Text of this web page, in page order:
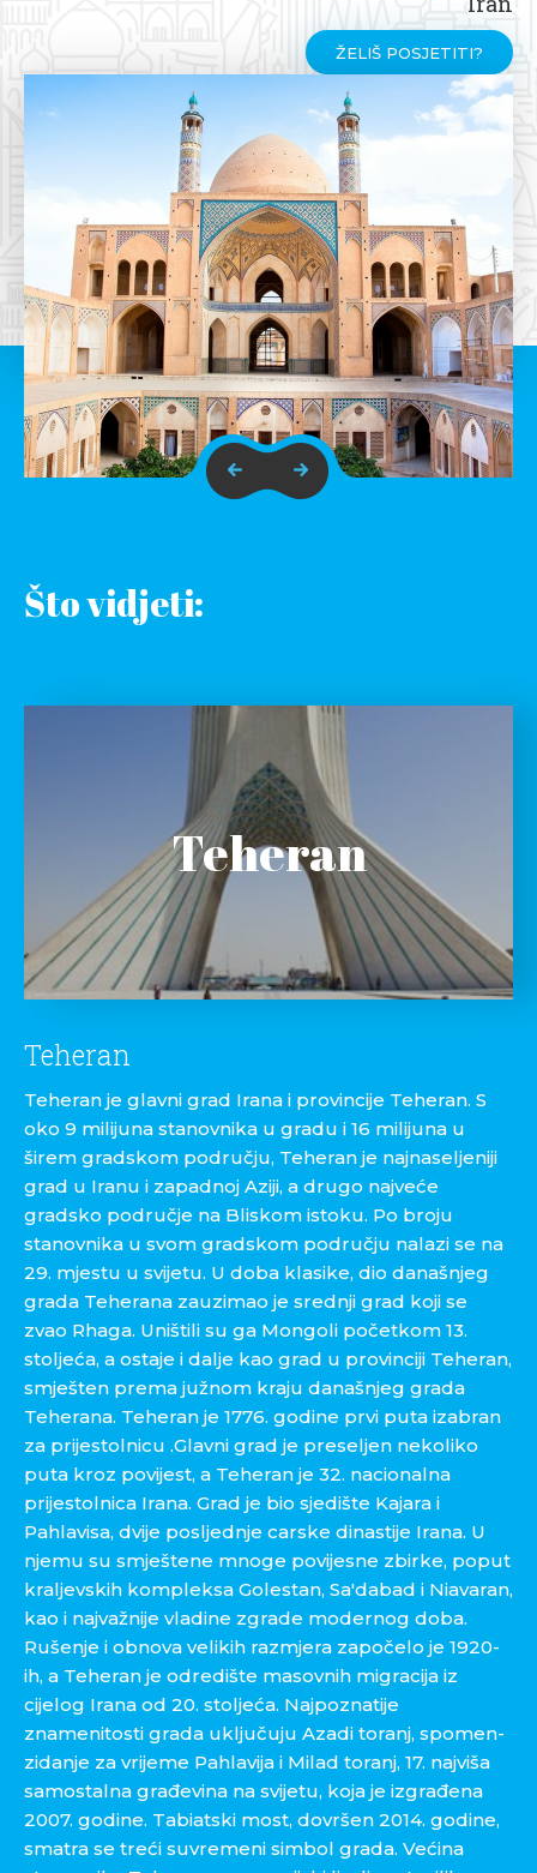
ŽELIŠ POSJETITI?
Što vidjeti:
Teheran
Teheran
Teheran je glavni grad Irana i provincije Teheran. S
oko 9 milijuna stanovnika u gradu i 16 milijuna u
širem gradskom području, Teheran je najnaseljeniji
grad u Iranu i zapadnoj Aziji, a drugo najveće
gradsko područje na Bliskom istoku. Po broju
stanovnika u svom gradskom području nalazi se na
29. mjestu u svijetu. U doba klasike, dio današnjeg
grada Teherana zauzimao je srednji grad koji se
zvao Rhaga. Uništili su ga Mongoli početkom 13.
stoljeća, a ostaje i dalje kao grad u provinciji Teheran,
smješten prema južnom kraju današnjeg grada
Teherana. Teheran je 1776. godine prvi puta izabran
za prijestolnicu .Glavni grad je preseljen nekoliko
puta kroz povijest, a Teheran je 32. nacionalna
prijestolnica Irana. Grad je bio sjedište Kajara i
Pahlavisa, dvije posljednje carske dinastije Irana. U
njemu su smještene mnoge povijesne zbirke, poput
kraljevskih kompleksa Golestan, Sa'dabad i Niavaran,
kao i najvažnije vladine zgrade modernog doba.
Rušenje i obnova velikih razmjera započelo je 1920-
ih, a Teheran je odredište masovnih migracija iz
cijelog Irana od 20. stoljeća. Najpoznatije
znamenitosti grada uključuju Azadi toranj, spomen-
zidanje za vrijeme Pahlavija i Milad toranj, 17. najviša
samostalna građevina na svijetu, koja je izgrađena
2007. godine. Tabiatski most, dovršen 2014. godine,
smatra se treći suvremeni simbol grada. Većina